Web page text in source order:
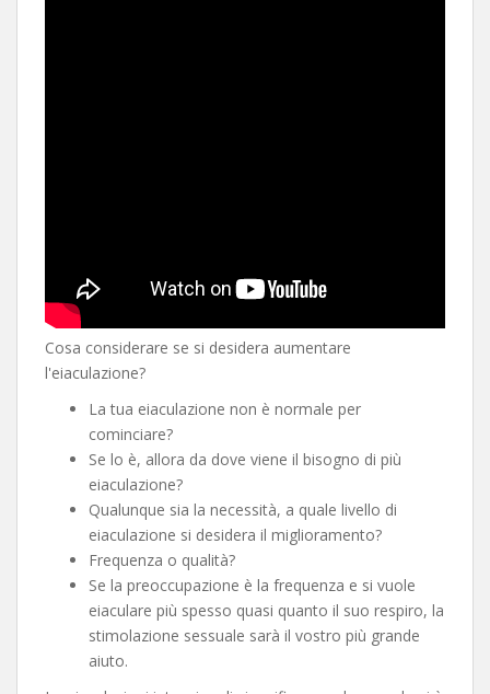
Cosa considerare se si desidera aumentare
l'eiaculazione?
La tua eiaculazione non è normale per
cominciare?
Se lo è, allora da dove viene il bisogno di più
eiaculazione?
Qualunque sia la necessità, a quale livello di
eiaculazione si desidera il miglioramento?
Frequenza o qualità?
Se la preoccupazione è la frequenza e si vuole
eiaculare più spesso quasi quanto il suo respiro, la
stimolazione sessuale sarà il vostro più grande
aiuto.